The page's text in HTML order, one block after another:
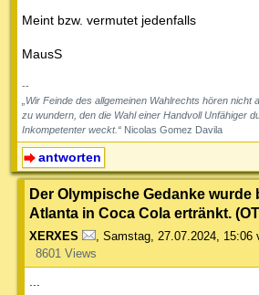
Meint bzw. vermutet jedenfalls
MausS
--
„Wir Feinde des allgemeinen Wahlrechts hören
zu wundern, den die Wahl einer Handvoll Unfähiger
Inkompetenter weckt.“ Nicolas Gomez Davila
antworten
Der Olympische Gedanke wurde
Atlanta in Coca Cola ertränkt.
XERXES Samstag, 27.07.2024, 15:06
8601 Views